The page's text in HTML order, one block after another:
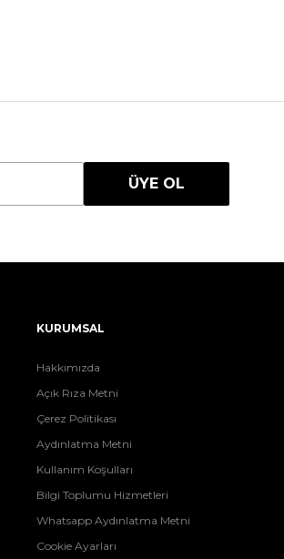
ÜYE OL
KURUMSAL
Hakkımızda
Açık Rıza Metni
Çerez Politikası
Aydınlatma Metni
Kullanım Koşulları
Bilgi Toplumu Hizmetleri
Whatsapp Aydınlatma Metni
Cookie Ayarları